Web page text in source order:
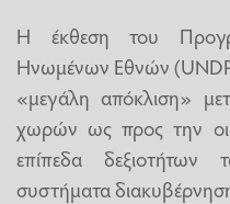
Η έκθεση του
Ηνωμένων Εθνών (UNDP)
«μεγάλη απόκλιση»
χωρών ως προς την
επίπεδα
συστήματα